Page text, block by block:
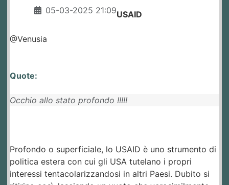
05-03-2025 21:09USAID
@Venusia
Quote:
Occhio allo stato profondo !!!!!
Profondo o superficiale, lo USAID è uno strumento di
politica estera con cui gli USA tutelano i propri
interessi tentacolarizzandosi in altri Paesi. Dubito si